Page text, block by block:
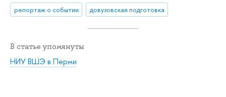
репортаж о событии довузовская подготовка
В статье упомянуты
НИУ ВШЭ в Перми